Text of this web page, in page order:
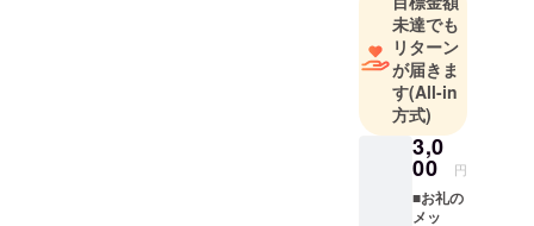
ンマッピン
グのＣＧ制
作を中心と
したランハ
ンシャ、ラ
ン風という
会社を営ん
でおりま
未達でも
リターン
が届きま
す(All-in
方式)
3,0
00 円
■お礼の
メッ